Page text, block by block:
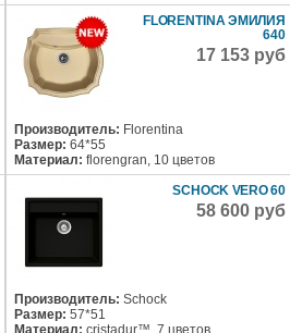
FLORENTINA ЭМИЛИЯ
640
17 153 руб
Производитель: Florentina
Размер: 64*55
Материал:florengran, 10 цветов
SCHOCK VERO 60
58 600 руб
Производитель: Schock
Размер: 57*51
Материал:cristadur™, 7 цветов